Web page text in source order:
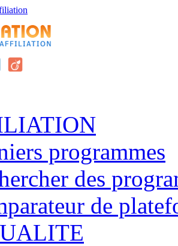
programmes
des
de